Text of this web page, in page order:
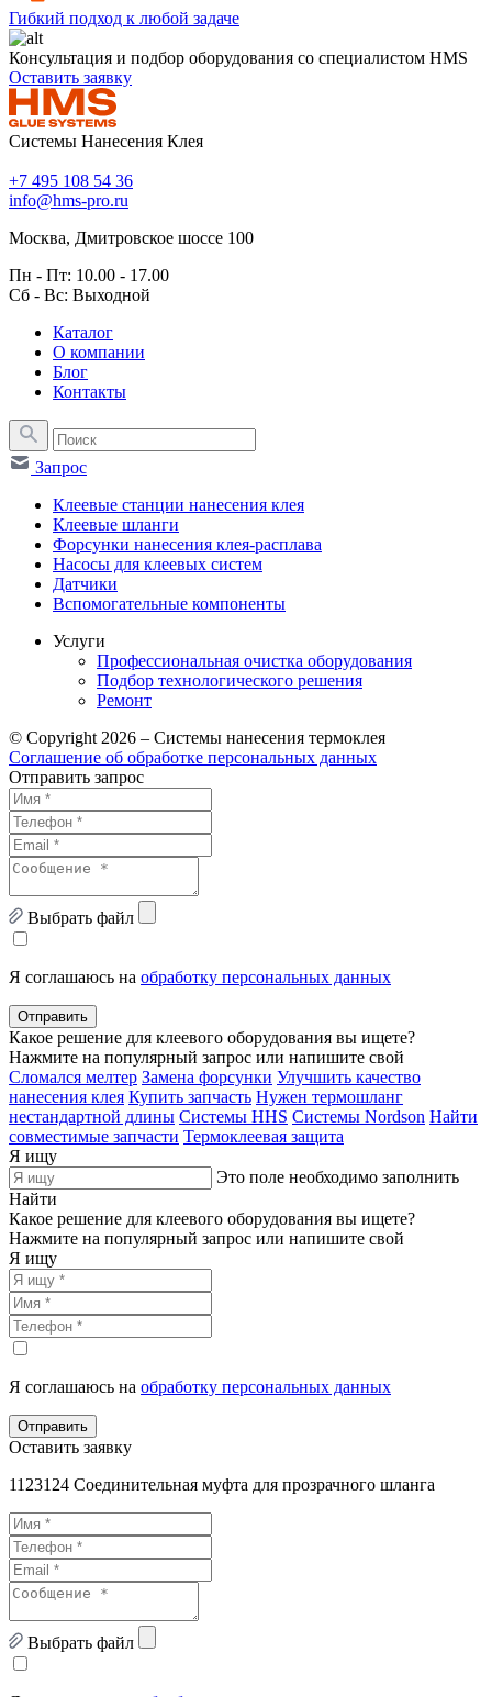
Гибкий подход к любой задаче
Консультация и подбор оборудования со специалистом HMS
Оставить заявку
Системы Нанесения Клея
+7 495 108 54 36
info@hms-pro.ru
Москва, Дмитровское шоссе 100
Пн - Пт: 10.00 - 17.00
Сб - Вс: Выходной
Каталог
О компании
Блог
Контакты
Запрос
Клеевые станции нанесения клея
Клеевые шланги
Форсунки нанесения клея-расплава
Насосы для клеевых систем
Датчики
Вспомогательные компоненты
Услуги
Профессиональная очистка оборудования
Подбор технологического решения
Ремонт
© Copyright 2026 – Системы нанесения термоклея
Соглашение об обработке персональных данных
Отправить запрос
Выбрать файл
Я соглашаюсь на обработку персональных данных
Отправить
Какое решение для клеевого оборудования вы ищете?
Нажмите на популярный запрос или напишите свой
Сломался мелтер Замена форсунки Улучшить качество
нанесения клея Купить запчасть Нужен термошланг
нестандартной длины Системы HHS Системы Nordson Найти
совместимые запчасти Термоклеевая защита
Я ищу
Это поле необходимо заполнить
Найти
Какое решение для клеевого оборудования вы ищете?
Нажмите на популярный запрос или напишите свой
Я ищу
Я соглашаюсь на обработку персональных данных
Отправить
Оставить заявку
1123124 Соединительная муфта для прозрачного шланга
Выбрать файл